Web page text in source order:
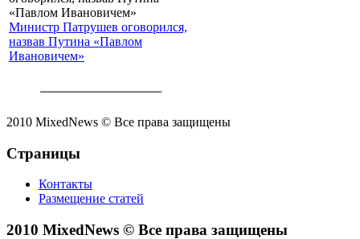
Министр Патрушев оговорился,
назвав Путина «Павлом
Ивановичем»
2010 MixedNews © Все права защищены
Страницы
Контакты
Размещение статей
2010 MixedNews © Все права защищены